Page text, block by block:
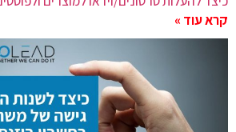
קרא עוד »